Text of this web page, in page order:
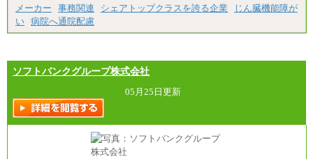
メーカー
事務関連 シェアトップクラスを誇る企業
じん臓機能障が
い 病院へ通院配慮
ソフトバンクグループ株式会社
05月25日更新